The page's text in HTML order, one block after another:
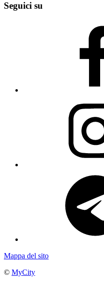
Seguici su
Mappa del sito
© MyCity